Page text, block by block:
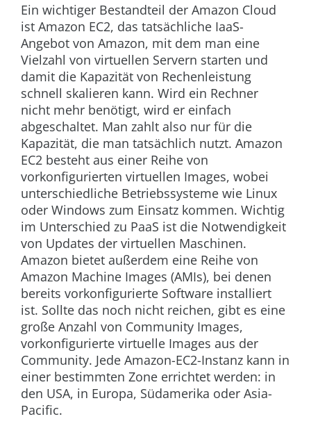
Ein wichtiger Bestandteil der Amazon Cloud
ist Amazon EC2, das tatsächliche IaaS-
Angebot von Amazon, mit dem man eine
Vielzahl von virtuellen Servern starten und
damit die Kapazität von Rechenleistung
schnell skalieren kann. Wird ein Rechner
nicht mehr benötigt, wird er einfach
abgeschaltet. Man zahlt also nur für die
Kapazität, die man tatsächlich nutzt. Amazon
EC2 besteht aus einer Reihe von
vorkonfigurierten virtuellen Images, wobei
unterschiedliche Betriebssysteme wie Linux
oder Windows zum Einsatz kommen. Wichtig
im Unterschied zu PaaS ist die Notwendigkeit
von Updates der virtuellen Maschinen.
Amazon bietet außerdem eine Reihe von
Amazon Machine Images (AMIs), bei denen
bereits vorkonfigurierte Software installiert
ist. Sollte das noch nicht reichen, gibt es eine
große Anzahl von Community Images,
vorkonfigurierte virtuelle Images aus der
Community. Jede Amazon-EC2-Instanz kann in
einer bestimmten Zone errichtet werden: in
den USA, in Europa, Südamerika oder Asia-
Pacific.